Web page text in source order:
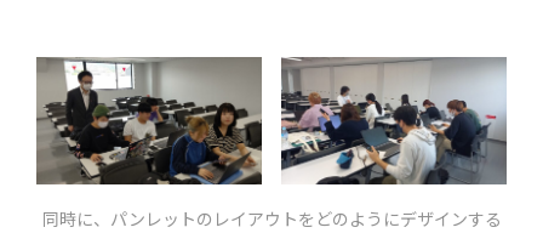
同時に、パンレットのレイアウトをどのようにデザインする